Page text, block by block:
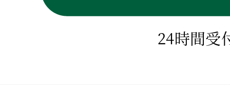
24時間受